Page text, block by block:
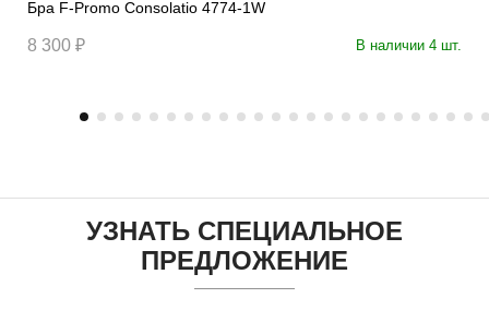
Бра F-Promo Consolatio 4774-1W
8 300 ₽ В наличии 4 шт.
УЗНАТЬ СПЕЦИАЛЬНОЕ
ПРЕДЛОЖЕНИЕ